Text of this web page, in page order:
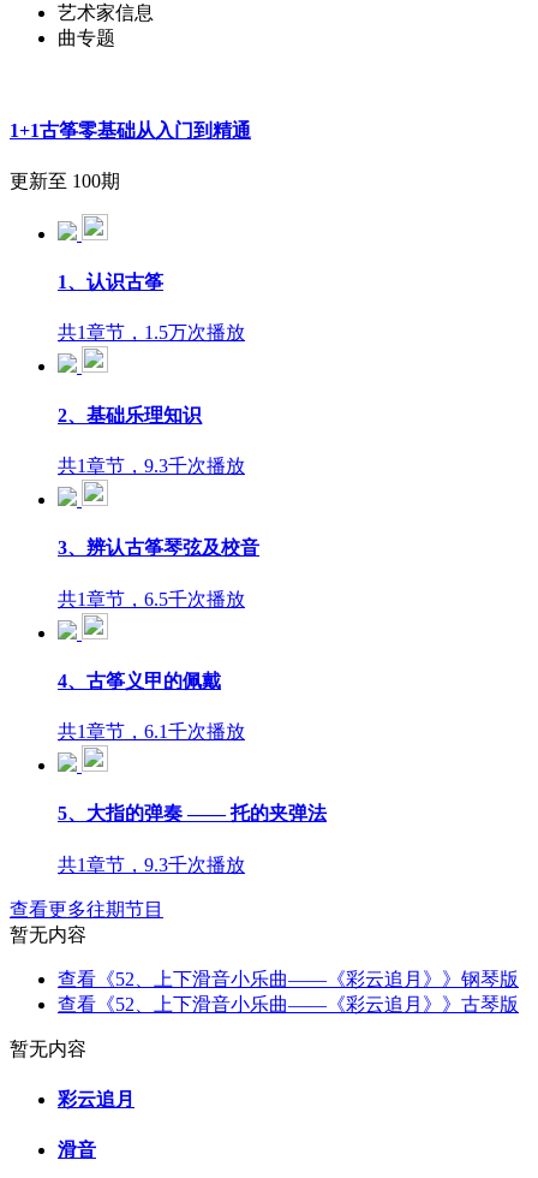
艺术家信息
曲专题
1+1古筝零基础从入门到精通
更新至 100期
1、认识古筝
共1章节，1.5万次播放
2、基础乐理知识
共1章节，9.3千次播放
3、辨认古筝琴弦及校音
共1章节，6.5千次播放
4、古筝义甲的佩戴
共1章节，6.1千次播放
5、大指的弹奏 —— 托的夹弹法
共1章节，9.3千次播放
查看更多往期节目
暂无内容
查看《52、上下滑音小乐曲——《彩云追月》》钢琴版
查看《52、上下滑音小乐曲——《彩云追月》》古琴版
暂无内容
彩云追月
滑音